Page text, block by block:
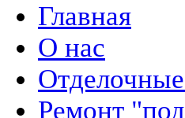
Главная
О нас
Ремонт